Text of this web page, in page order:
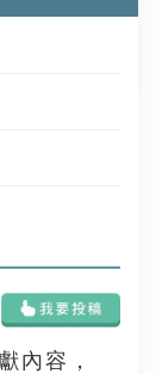
內容，